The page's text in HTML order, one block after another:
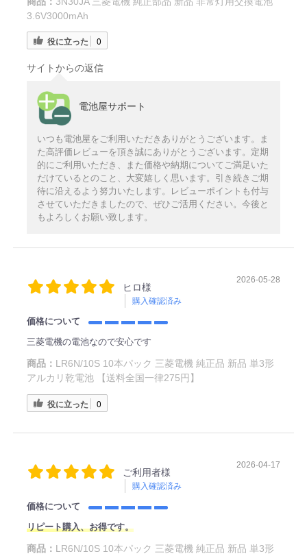
3.6V3000mAh
役に立った 0
サイトからの返信
電池屋サポート
いつも電池屋をご利用いただきありがとうございます。ま
た高評価レビューを頂き誠にありがとうございます。定期
的にご利用いただき、また価格や納期についてご満足いた
だけているとのこと、大変嬉しく思います。引き続きご期
待に沿えるよう努力いたします。レビューポイントも付与
させていただきましたので、ぜひご活用ください。今後と
もよろしくお願い致します。
ヒロ様
購入確認済み
2026-05-28
価格について
三菱電機の電池なので安心です
商品： LR6N/10S 10本パック 三菱電機 純正品 新品 単3形
アルカリ乾電池 【送料全国一律275円】
役に立った 0
ご利用者様
購入確認済み
2026-04-17
価格について
リピート購入、お得です。
商品： LR6N/10S 10本パック 三菱電機 純正品 新品 単3形